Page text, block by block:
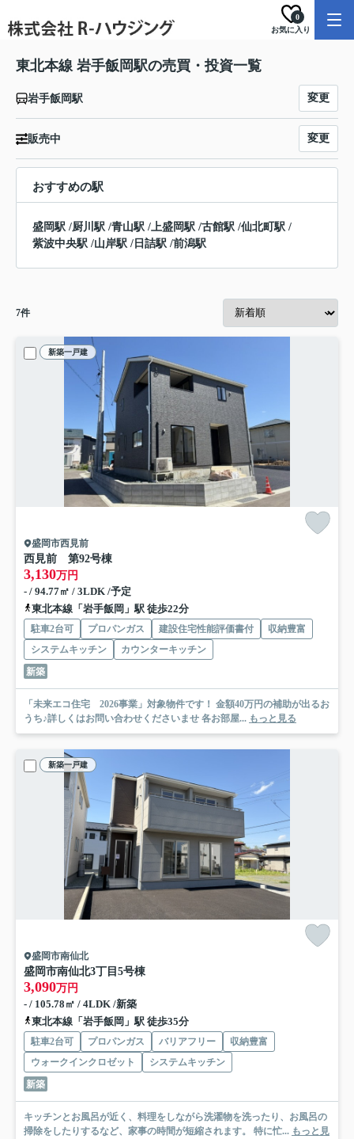
お気に入り
0
東北本線 岩手飯岡駅の売買・投資一覧
岩手飯岡駅 変更
販売中 変更
おすすめの駅
盛岡駅 /厨川駅 /青山駅 /上盛岡駅 /古館駅 /仙北町駅 /
紫波中央駅 /山岸駅 / 日詰駅 /前潟駅
7件
新築一戸建
盛岡市西見前
西見前 第92号棟
3,130万円
- / 94.77㎡ / 3LDK /予定
東北本線「岩手飯岡」駅 徒歩22分
駐車2台可 プロパンガス 建設住宅性能評価書付
収納豊富
システムキッチン
カウンターキッチン
新築
「未来エコ住宅 2026事業」対象物件です！ 金額40万円の補助が出るお
うち♪詳しくはお問い合わせくださいませ 各お部屋... もっと見る
新築一戸建
盛岡市南仙北
盛岡市南仙北3丁目 5号棟
3,090万円
- / 105.78㎡ / 4LDK /新築
東北本線「岩手飯岡」駅 徒歩35分
駐車2台可 プロパンガス バリアフリー
収納豊富
ウォークインクロゼット
システムキッチン
新築
キッチンとお風呂が近く、料理をしながら洗濯物を洗ったり、お風呂の
掃除をしたりするなど、家事の時間が短縮されます。 特に忙... もっと見